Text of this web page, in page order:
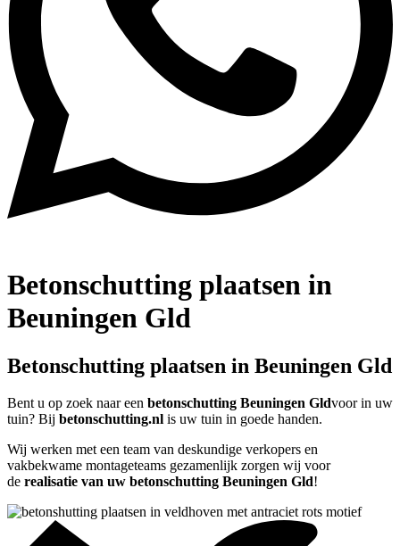
Betonschutting plaatsen in
Beuningen Gld
Betonschutting plaatsen in Beuningen Gld
Bent u op zoek naar een betonschutting Beuningen Gldvoor in uw
tuin? Bij betonschutting.nl is uw tuin in goede handen.
Wij werken met een team van deskundige verkopers en
vakbekwame montageteams gezamenlijk zorgen wij voor
de realisatie van uw betonschutting Beuningen Gld!